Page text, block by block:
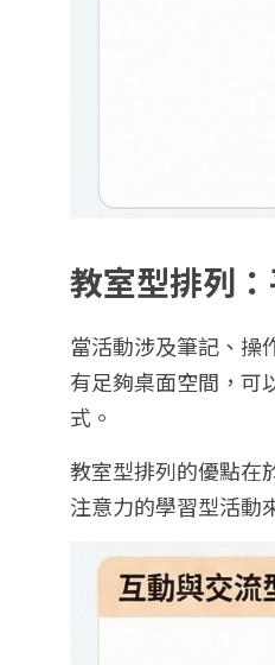
教室型排列
當活動涉及筆記、操
有足夠桌面空間，可
式。
教室型排列的優點在
注意力的學習型活動